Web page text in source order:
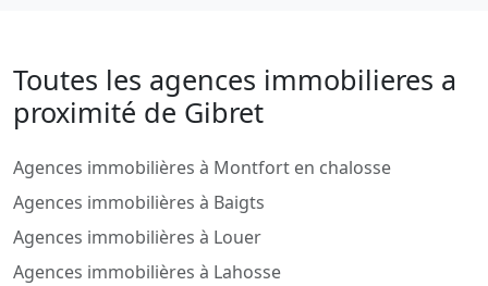
Toutes les agences immobilieres a
proximité de Gibret
Agences immobilières à Montfort en chalosse
Agences immobilières à Baigts
Agences immobilières à Louer
Agences immobilières à Lahosse